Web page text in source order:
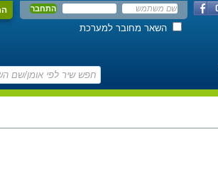
השאר מחובר למערכת